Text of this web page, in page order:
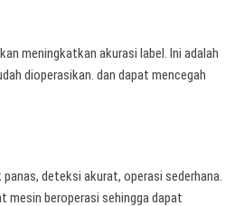
meningkatkan akurasi label. Ini adalah
dioperasikan. dan dapat mencegah
deteksi akurat, operasi sederhana.
mesin beroperasi sehingga dapat